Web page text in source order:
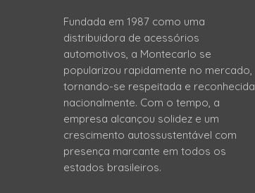
Fundada em 1987 como uma
distribuidora de acessórios
automotivos, a Montecarlo se
popularizou rapidamente no mercado,
tornando-se respeitada e reconhecida
nacionalmente. Com o tempo, a
empresa alcançou solidez e um
crescimento autossustentável com
presença marcante em todos os
estados brasileiros.